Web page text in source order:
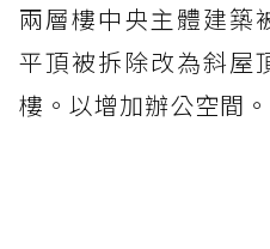
兩層樓中央主體建築
平頂被拆除改為斜屋
樓。以增加辦公空間。